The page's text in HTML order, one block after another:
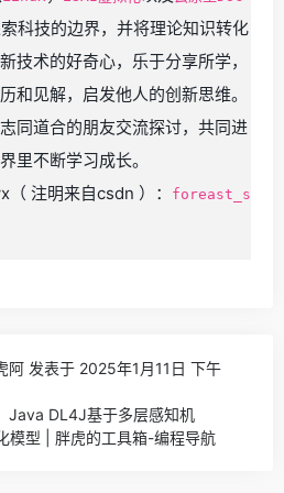
科技的边界，并将理论知识转化
技术的好奇心，乐于分享所学，
和见解，启发他人的创新思维。
同道合的朋友交流探讨，共同进
里不断学习成长。
（ 注明来自csdn ）：
foreast_s
阿 发表于 2025年1月11日 下午
Java DL4J基于多层感知机
模型 | 胖虎的工具箱-编程导航